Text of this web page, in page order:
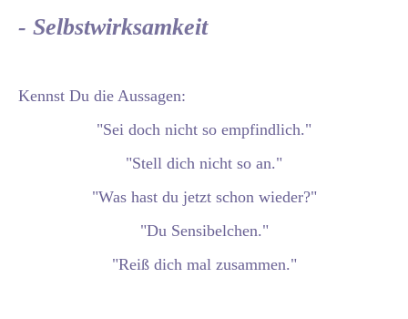
- Selbstwirksamkeit
Kennst Du die Aussagen:
"Sei doch nicht so empfindlich."
"Stell dich nicht so an."
"Was hast du jetzt schon wieder?"
"Du Sensibelchen."
"Reiß dich mal zusammen."